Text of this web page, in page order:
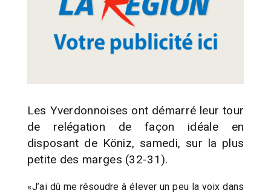
Les Yverdonnoises ont démarré leur tour
de relégation de façon idéale en
disposant de Köniz, samedi, sur la plus
petite des marges (32-31).
«J’ai dû me résoudre à élever un peu la voix dans